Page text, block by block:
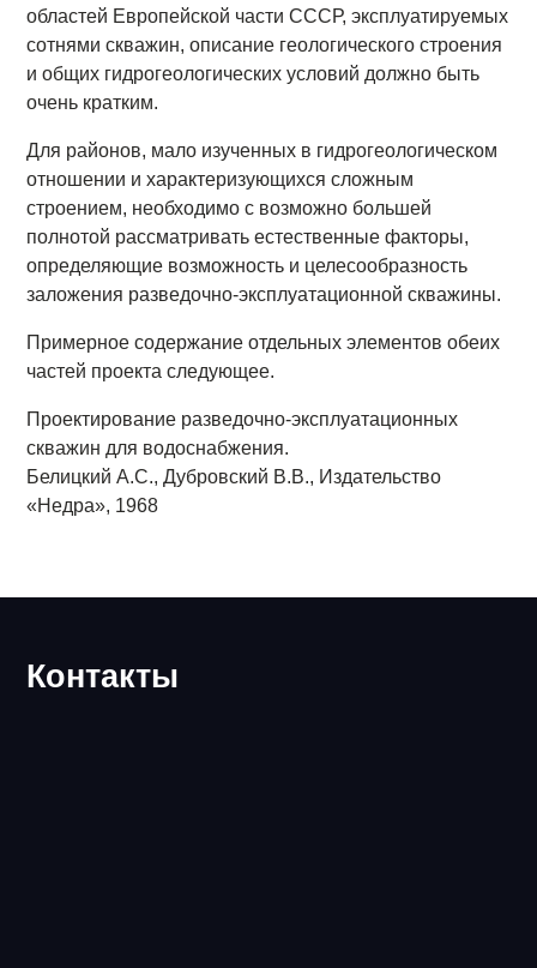
областей Европейской части СССР, эксплуатируемых
сотнями скважин, описание геологического строения
и общих гидрогеологических условий должно быть
очень кратким.
Для районов, мало изученных в гидрогеологическом
отношении и характеризующихся сложным
строением, необходимо с возможно большей
полнотой рассматривать естественные факторы,
определяющие возможность и целесообразность
заложения разведочно-эксплуатационной скважины.
Примерное содержание отдельных элементов обеих
частей проекта следующее.
Проектирование разведочно-эксплуатационных
скважин для водоснабжения.
Белицкий А.С., Дубровский В.В., Издательство
«Недра», 1968
Контакты